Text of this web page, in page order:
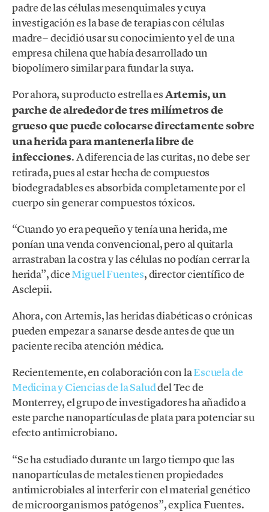
padre de las células mesenquimales y cuya
investigación es la base de terapias con células
madre− decidió usar su conocimiento y el de una
empresa chilena que había desarrollado un
biopolímero similar para fundar la suya.
Por ahora, su producto estrella esArtemis, un
parche de alrededor de tres milímetros de
grueso que puede colocarse directamente sobre
una herida para mantenerla libre de
infecciones. A diferencia de las curitas, no debe ser
retirada, pues al estar hecha de compuestos
biodegradables es absorbida completamente por el
cuerpo sin generar compuestos tóxicos.
“Cuando yo era pequeño y tenía una herida, me
ponían una venda convencional, pero al quitarla
arrastraban la costra y las células no podían cerrar la
herida”, diceMiguel Fuentes, director científico de
Asclepii.
Ahora, con Artemis, las heridas diabéticas o crónicas
pueden empezar a sanarse desde antes de que un
paciente reciba atención médica.
Recientemente, en colaboración con laEscuela de
Medicina y Ciencias de la Saluddel Tec de
Monterrey, el grupo de investigadores ha añadido a
este parche nanopartículas de plata para potenciar su
efecto antimicrobiano.
“Se ha estudiado durante un largo tiempo que las
nanopartículas de metales tienen propiedades
antimicrobiales al interferir con el material genético
de microorganismos patógenos”, explica Fuentes.